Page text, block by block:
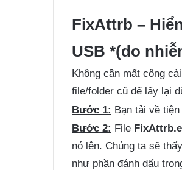
FixAttrb –
USB *(do
Không cần mất công
file/folder cũ để lấy lại
Bước 1: Bạn tải về
Bước 2: File
nó lên. Chúng ta sẽ
như phần đánh dấu